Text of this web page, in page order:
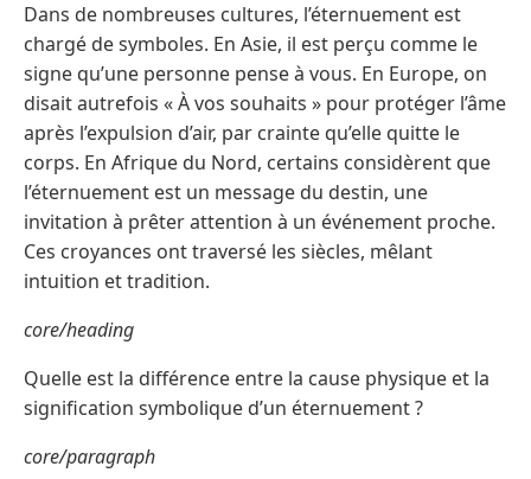
Dans de nombreuses cultures, l’éternuement est
chargé de symboles. En Asie, il est perçu comme le
signe qu’une personne pense à vous. En Europe, on
disait autrefois « À vos souhaits » pour protéger l’âme
après l’expulsion d’air, par crainte qu’elle quitte le
corps. En Afrique du Nord, certains considèrent que
l’éternuement est un message du destin, une
invitation à prêter attention à un événement proche.
Ces croyances ont traversé les siècles, mêlant
intuition et tradition.
core/heading
Quelle est la différence entre la cause physique et la
signification symbolique d’un éternuement ?
core/paragraph